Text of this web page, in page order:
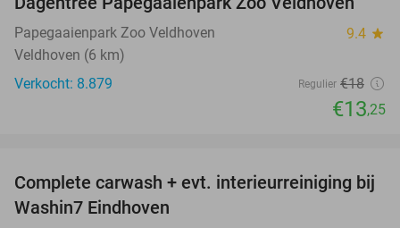
26%
Papegaaienpark Zoo Veldhoven 9.4 star
Veldhoven (6 km)
Verkocht: 8.879
Regulier €18
€13,25
40%
Complete carwash + evt. interieurreiniging bij
Washin7 Eindhoven